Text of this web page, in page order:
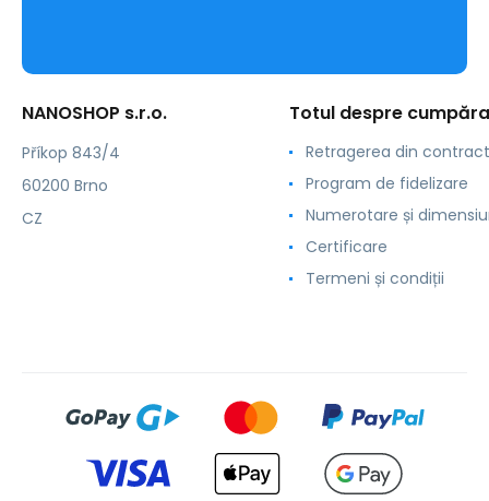
NANOSHOP s.r.o.
Příkop 843/4
60200 Brno
CZ
Totul despre
Retragerea din contract
Program de fidelizare
Numerotare și
Certificare
Termeni și condiții